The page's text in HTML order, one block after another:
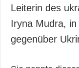
Fotos
Video
Leiterin des
Iryna Mudra,
gegenüber